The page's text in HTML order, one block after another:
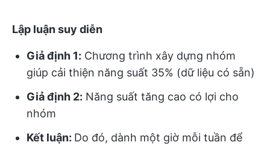
Lập luận suy diễn
Giả định 1: Chương trình xây dựng nhóm
giúp cải thiện năng suất 35% (dữ liệu có sẵn)
Giả định 2: Năng suất tăng cao có lợi cho
nhóm
Kết luận: Do đó, dành một giờ mỗi tuần để